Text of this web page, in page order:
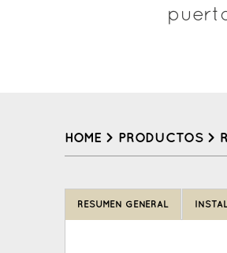
HOME > PRODUCTOS >
top
RESUMEN GENERAL